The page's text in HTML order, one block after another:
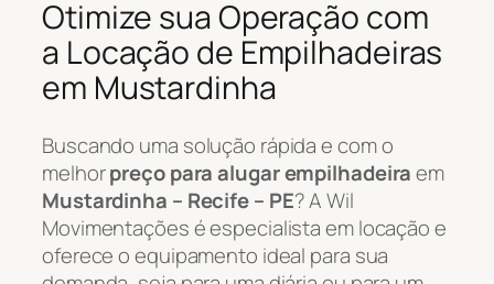
Otimize sua Operação com
a Locação de Empilhadeiras
em Mustardinha
Buscando uma solução rápida e com o
melhorpreço para alugar empilhadeiraem
Mustardinha – Recife – PE? A Wil
Movimentações é especialista em locação e
oferece o equipamento ideal para sua